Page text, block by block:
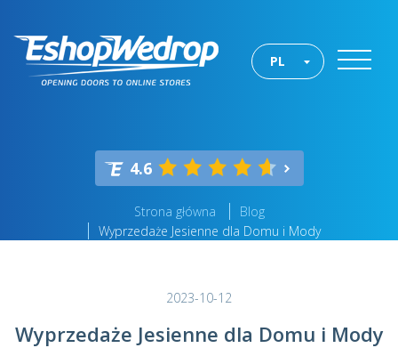
PL
4.6
Strona główna
Blog
Wyprzedaże Jesienne dla Domu i Mody
2023-10-12
Wyprzedaże Jesienne dla Domu i Mody